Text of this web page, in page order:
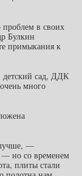
проблем в своих
Булкин
примыкания к
детский сад, ДДК
много
—
— но со временем
плиты стали